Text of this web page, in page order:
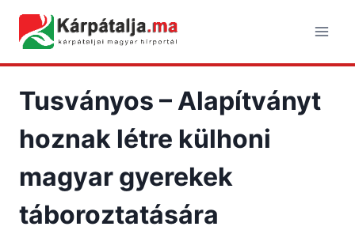
content
Tusványos – Alapítványt
hoznak létre külhoni
magyar gyerekek
táboroztatására